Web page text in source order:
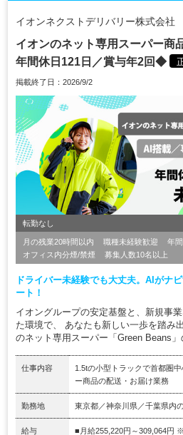
イオンネクストデリバリー株式会社
イオンのネット専用スーパー
年間休日121日／賞与年2回◆
掲載終了日：2026/9/2
転勤なし
月の残業20時間以内 職種未経験歓迎
年
オフィス内分煙/禁煙
募集人数10名以上
ドライバー未経験でも大丈夫。AIがナ
ート！
イオングループの安定基盤と、新規事
た環境で、 あなたも新しい一歩を踏み
のネット専用スーパー「Green Beans」
仕事内容
1.5tの小型トラックで首都圏
ー商品の配送・お届け業務
勤務地 東京都／神奈川県／千葉県内
給与
■月給255,220円～309,064円